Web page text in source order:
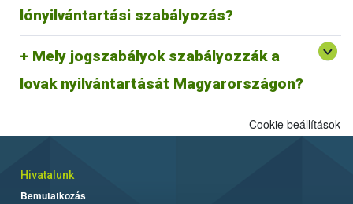
lónyilvántartási szabályozás?
megfeleltetése jelenleg zajlik.
Mely jogszabályok szabályozzák a
lovak nyilvántartását Magyarországon?
64/2003 (VI. 16.) FVM rendelet az egyes állatfajok
Egységes Nyilvántartási és Azonosítási Rendszeréről.
Cookie beállítások
Hivatalunk
Bemutatkozás